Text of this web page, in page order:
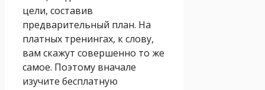
цели, составив
предварительный план. На
платных тренингах, к слову,
вам скажут совершенно то же
самое. Поэтому вначале
изучите бесплатную